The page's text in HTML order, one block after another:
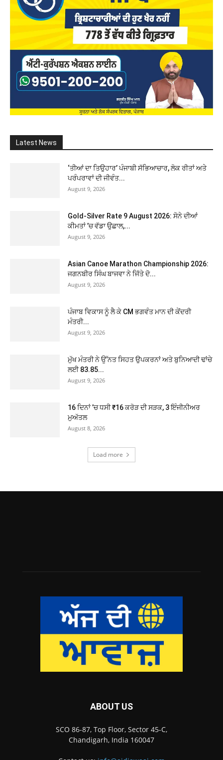
Latest News
‘ਤੀਆਂ ਦਾ ਤਿਉਹਾਰ’ ਪੰਜਾਬੀ ਸੱਭਿਆਚਾਰ, ਲੋਕ ਰੀਤਾਂ ਅਤੇ
ਪਰੰਪਰਾਵਾਂ ਦੀ ਜੀਵੰਤ...
August 9, 2026
Gold-Silver Rate 9 August 2026: ਸੋਨੇ ਦੀਆਂ
ਕੀਮਤਾਂ ’ਚ ਵੱਡਾ ਉਛਾਲ,...
August 9, 2026
Asian Canoe Marathon Championship 2026:
ਜਗਨਬੀਰ ਸਿੰਘ ਬਾਜਵਾ ਨੇ ਜਿੱਤੇ ਦੋ...
August 9, 2026
ਪੰਜਾਬ ਵਿਕਾਸ ਨੂੰ ਲੈ ਕੇ CM ਭਗਵੰਤ ਮਾਨ ਦੀ ਕੇਂਦਰੀ
ਮੰਤਰੀ...
August 9, 2026
ਮੁੱਖ ਮੰਤਰੀ ਨੇ ਉੱਨਤ ਸਿਹਤ ਉਪਕਰਨਾਂ ਅਤੇ ਬੁਨਿਆਦੀ ਢਾਂਚੇ
ਲਈ 83.85...
August 9, 2026
16 ਦਿਨਾਂ ’ਚ ਧਸੀ ₹16 ਕਰੋੜ ਦੀ ਸੜਕ, 3 ਇੰਜੀਨੀਅਰ
ਮੁਅੱਤਲ
August 8, 2026
Load more
ABOUT US
SCO 86-87, Top Floor, Sector 45-C,
Chandigarh, India 160047